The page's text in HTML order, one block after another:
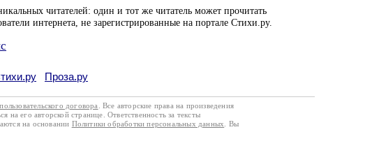
читателей: один и тот же читатель может прочитать
интернета, не зарегистрированные на портале Стихи.ру.
Проза.ру
пользовательского договора
. Все авторские права на произведения
на его авторской странице. Ответственность за тексты
на основании Политики обработки персональных данных
. Вы